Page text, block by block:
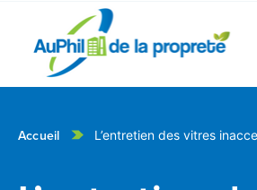
Accueil L’entretien des vitres